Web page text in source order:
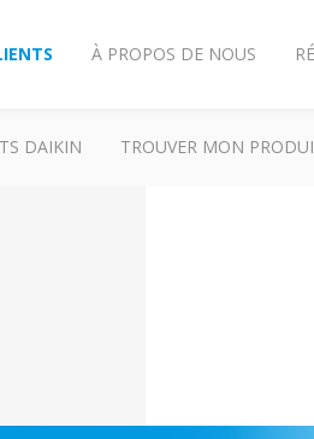
À PROPOS DE NOUS
DAIKIN TROUVER MON